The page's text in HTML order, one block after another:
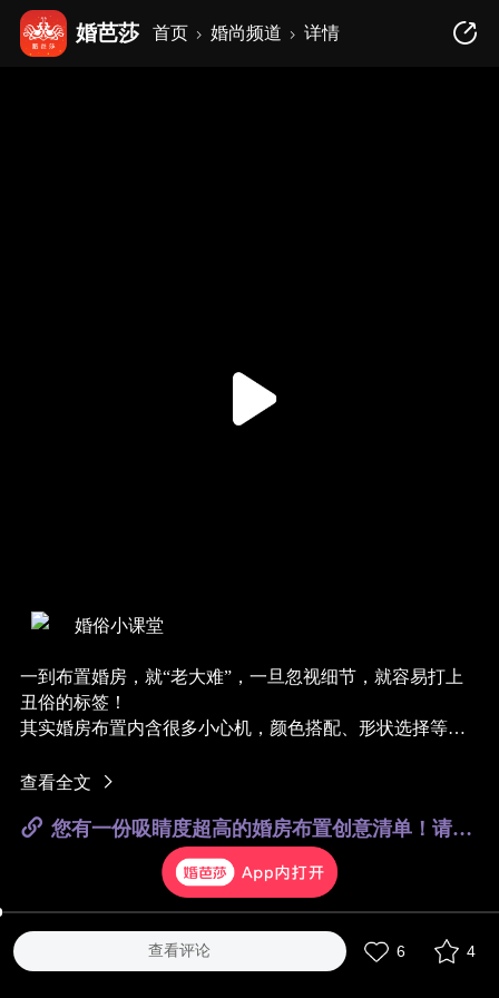
婚芭莎 首页 婚尚频道 详情
婚俗小课堂
一到布置婚房，就“老大难”，一旦忽视细节，就容易打上
丑俗的标签！
其实婚房布置内含很多小心机，颜色搭配、形状选择等等
今天小编给大家准备的这篇《婚房布置攻略》，包你看完
一、Ins风喜庆小物
压床娃娃没选对，婚房立马变低配！新人也可以根据自己
的喜好定制情侣玩偶，不仅好看也有纪念意义。
2.手绘画
你离小清新的距离，只差一幅手绘画。用它们来点缀婚
查看全文
您有一份吸睛度超高的婚房布置创意清单！请注意查收！
查看评论 6 4